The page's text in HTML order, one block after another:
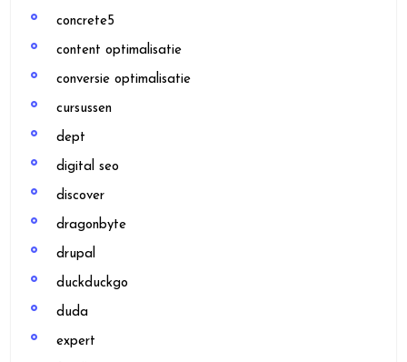
concrete5
content optimalisatie
conversie optimalisatie
cursussen
dept
digital seo
discover
dragonbyte
drupal
duckduckgo
duda
expert